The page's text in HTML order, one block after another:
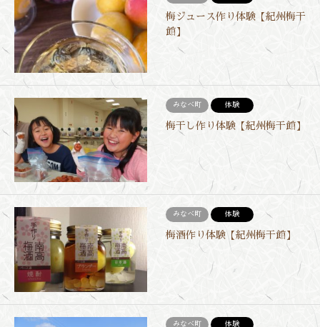
梅ジュース作り体験【紀州梅干
館】
みなべ町 体験
梅干し作り体験【紀州梅干館】
みなべ町 体験
梅酒作り体験【紀州梅干館】
みなべ町 体験